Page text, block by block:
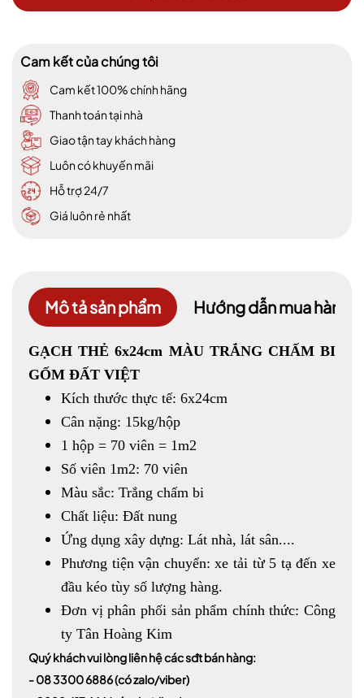
Cam kết của chúng tôi
Cam kết 100% chính hãng
Thanh toán tại nhà
Giao tận tay khách hàng
Luôn có khuyến mãi
Hỗ trợ 24/7
Giá luôn rẻ nhất
Mô tả sản phẩm Hướng dẫn mua hàng
GẠCH THẺ 6x24cm MÀU TRẮNG CHẤM BI
GỐM ĐẤT VIỆT
Kích thước thực tế: 6x24cm
Cân nặng: 15kg/hộp
1 hộp = 70 viên = 1m2
Số viên 1m2: 70 viên
Màu sắc: Trắng chấm bi
Chất liệu: Đất nung
Ứng dụng xây dựng: Lát nhà, lát sân....
Phương tiện vận chuyển: xe tải từ 5 tạ đến xe
đầu kéo tùy số lượng hàng.
Đơn vị phân phối sản phẩm chính thức: Công
ty Tân Hoàng Kim
Quý khách vui lòng liên hệ các sđt bán hàng:
-08 3300 6886(có zalo/viber)